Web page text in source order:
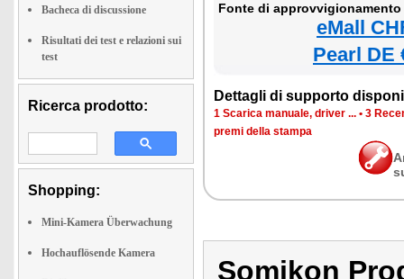
Bacheca di discussione
Risultati dei test e relazioni sui
test
Ricerca prodotto:
Shopping:
Mini-Kamera Überwachung
Hochauflösende Kamera
Fonte di
eMall
Pearl DE
Dettagli di supporto
1 Scarica manuale, driver ... • 3
premi della stampa
Somikon